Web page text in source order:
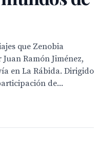
que Zenobia
Ramón Jiménez,
en La Rábida. Dirigido
de...